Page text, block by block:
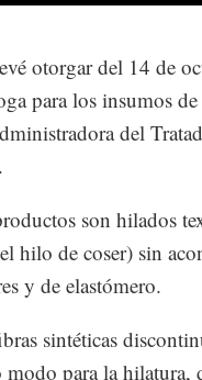
otorgar del 14 de
para los insumos
del
son hilados
hilo de coser) sin
y de elastómero.
sintéticas
modo para la